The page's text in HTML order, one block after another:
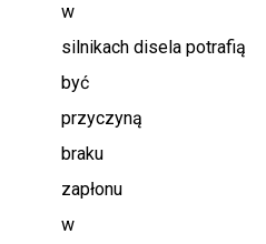
w
silnikach disela potrafią
być
przyczyną
braku
zapłonu
w